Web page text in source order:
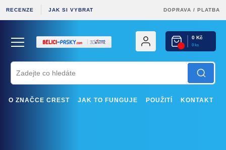
RECENZE JAK SI VYBRAT DOPRAVA / PLATBA
0 Kč
0 ks
O ZNAČCE CREST JAK TO FUNGUJE POUŽITÍ KONTAKT